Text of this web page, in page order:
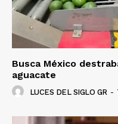
Busca México
aguacate
LUCES DEL SIGLO GR -